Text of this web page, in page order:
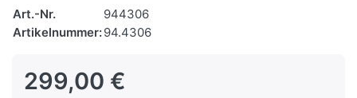
Art.-Nr.
944306
Artikelnummer:94.4306
299,00 €